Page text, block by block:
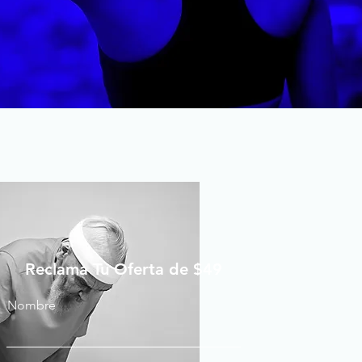
Reclama Tu Oferta de $49
Nombre